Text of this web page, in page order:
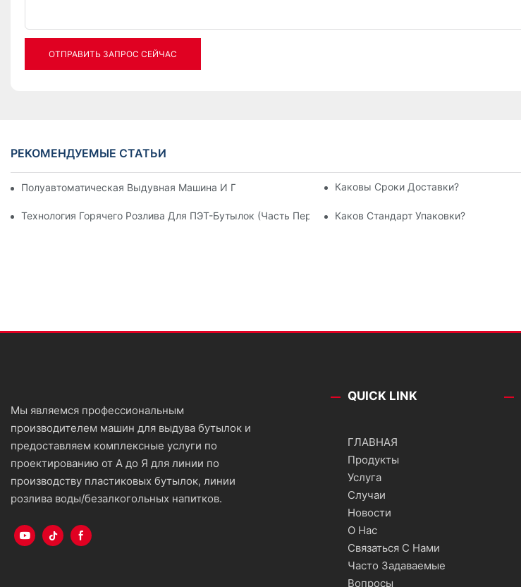
ОТПРАВИТЬ ЗАПРОС СЕЙЧАС
РЕКОМЕНДУЕМЫЕ СТАТЬИ
Полуавтоматическая Выдувная Машина И Полностью Автоматическая Выдувная Машина
Каковы Сроки Доставки?
Технология Горячего Розлива Для ПЭТ-Бутылок (часть Первая) Каков Стандарт Упаковки?
Мы являемся профессиональным
производителем машин для выдува бутылок и
предоставляем комплексные услуги по
проектированию от А до Я для линии по
производству пластиковых бутылок, линии
розлива воды/безалкогольных напитков.
QUICK LINK
ГЛАВНАЯ
Продукты
Услуга
Случаи
Новости
О Нас
Связаться С Нами
Часто Задаваемые
Вопросы